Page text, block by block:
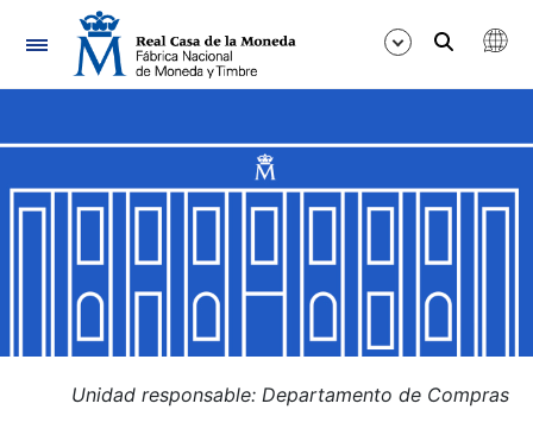
Navegación
Mostrar/Ocultar
Mostrar/Ocultar
Mostrar/Ocultar
Unidad responsable: Departamento de Compras